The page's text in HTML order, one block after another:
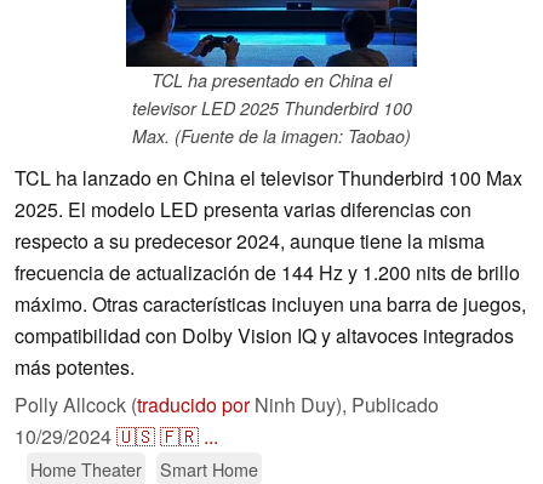
TCL ha presentado en China el
televisor LED 2025 Thunderbird 100
Max. (Fuente de la imagen: Taobao)
TCL ha lanzado en China el televisor Thunderbird 100 Max
2025. El modelo LED presenta varias diferencias con
respecto a su predecesor 2024, aunque tiene la misma
frecuencia de actualización de 144 Hz y 1.200 nits de brillo
máximo. Otras características incluyen una barra de juegos,
compatibilidad con Dolby Vision IQ y altavoces integrados
más potentes.
Polly Allcock (traducido porNinh Duy), Publicado
10/29/2024🇺🇸🇫🇷 ...
Home Theater Smart Home